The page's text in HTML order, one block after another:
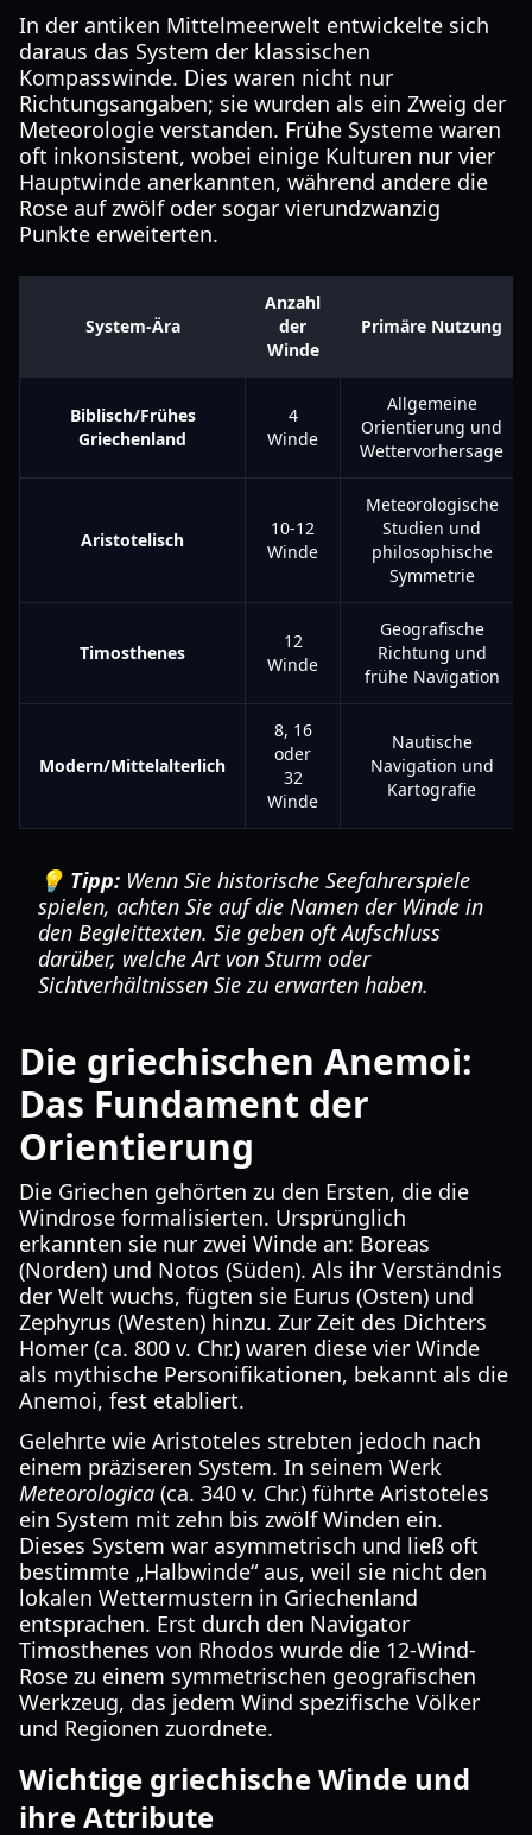
In der antiken Mittelmeerwelt entwickelte sich
daraus das System der klassischen
Kompasswinde. Dies waren nicht nur
Richtungsangaben; sie wurden als ein Zweig der
Meteorologie verstanden. Frühe Systeme waren
oft inkonsistent, wobei einige Kulturen nur vier
Hauptwinde anerkannten, während andere die
Rose auf zwölf oder sogar vierundzwanzig
Punkte erweiterten.
System-Ära
Anzahl
der
Winde
Primäre Nutzung
Biblisch/Frühes
Griechenland
4
Winde
Allgemeine
Orientierung und
Wettervorhersage
Aristotelisch
10-12
Winde
Meteorologische
Studien und
philosophische
Symmetrie
Timosthenes
12
Winde
Geografische
Richtung und
frühe Navigation
Modern/Mittelalterlich
8, 16
oder
32
Winde
Nautische
Navigation und
Kartografie
💡 Tipp: Wenn Sie historische Seefahrerspiele
spielen, achten Sie auf die Namen der Winde in
den Begleittexten. Sie geben oft Aufschluss
darüber, welche Art von Sturm oder
Sichtverhältnissen Sie zu erwarten haben.
Die griechischen Anemoi:
Das Fundament der
Orientierung
Die Griechen gehörten zu den Ersten, die die
Windrose formalisierten. Ursprünglich
erkannten sie nur zwei Winde an: Boreas
(Norden) und Notos (Süden). Als ihr Verständnis
der Welt wuchs, fügten sie Eurus (Osten) und
Zephyrus (Westen) hinzu. Zur Zeit des Dichters
Homer (ca. 800 v. Chr.) waren diese vier Winde
als mythische Personifikationen, bekannt als die
Anemoi, fest etabliert.
Gelehrte wie Aristoteles strebten jedoch nach
einem präziseren System. In seinem Werk
Meteorologica (ca. 340 v. Chr.) führte Aristoteles
ein System mit zehn bis zwölf Winden ein.
Dieses System war asymmetrisch und ließ oft
bestimmte „Halbwinde“ aus, weil sie nicht den
lokalen Wettermustern in Griechenland
entsprachen. Erst durch den Navigator
Timosthenes von Rhodos wurde die 12-Wind-
Rose zu einem symmetrischen geografischen
Werkzeug, das jedem Wind spezifische Völker
und Regionen zuordnete.
Wichtige griechische Winde und
ihre Attribute